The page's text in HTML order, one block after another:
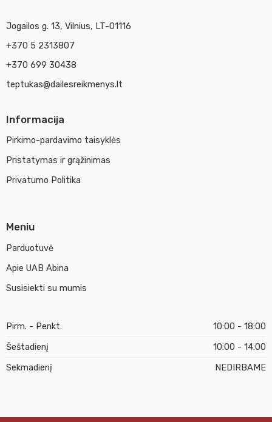
Jogailos g. 13, Vilnius, LT-01116
+370 5 2313807
+370 699 30438
teptukas@dailesreikmenys.lt
Informacija
Pirkimo-pardavimo taisyklės
Pristatymas ir grąžinimas
Privatumo Politika
Meniu
Parduotuvė
Apie UAB Abina
Susisiekti su mumis
Pirm. - Penkt.
10:00 - 18:00
Šeštadienį
10:00 - 14:00
Sekmadienį
NEDIRBAME